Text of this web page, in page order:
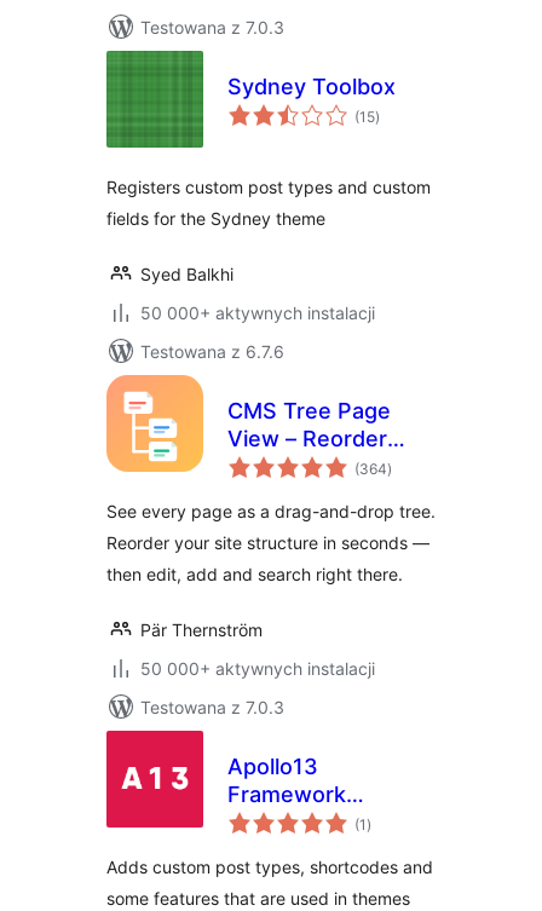
Testowana z 7.0.3
Sydney Toolbox
(15wszystkich
ocen
)
Registers custom post types and custom
fields for the Sydney theme
Syed Balkhi
50 000+ aktywnych instalacji
Testowana z 6.7.6
CMS Tree Page
View – Reorder
Pages with a Drag-
(364wszystkich
ocen
)
See every page as a drag-and-drop tree.
Reorder your site structure in seconds —
then edit, add and search right there.
Pär Thernström
50 000+ aktywnych instalacji
Testowana z 7.0.3
Apollo13
Framework
Extensions
(1 wszystkich
ocen
)
Adds custom post types, shortcodes and
some features that are used in themes